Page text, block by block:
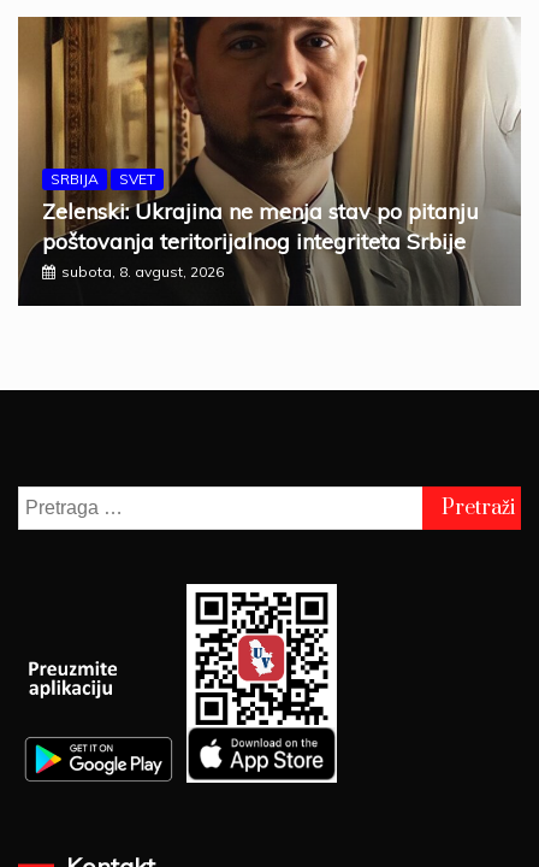
SRBIJA SVET
Zelenski: Ukrajina ne menja stav po pitanju
poštovanja teritorijalnog integriteta Srbije
subota, 8. avgust, 2026
Pretraga
za: